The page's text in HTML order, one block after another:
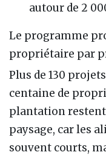
autour de 2
Le programme
propriétaire par
Plus de 130
centaine de
plantation restent
paysage, car les
souvent courts,